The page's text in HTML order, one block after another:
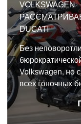
VOLKSWAGEN
DUCATI
Без
Volkswagen, но
всех гоночных
Ducati вполне
расцвести как
игрок.